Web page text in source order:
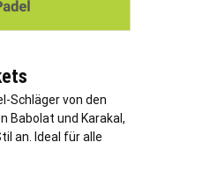
Schläger von den
Babolat und Karakal,
an. Ideal für alle